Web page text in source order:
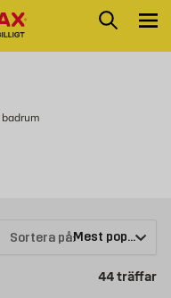
Sök
Sortera på:
44träffar